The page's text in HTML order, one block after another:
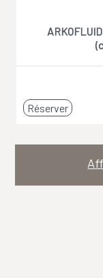
Réserver